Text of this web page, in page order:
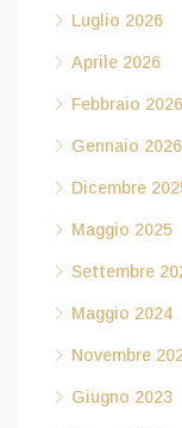
Luglio 2026
Aprile 2026
Febbraio 2026
Gennaio 2026
Dicembre
Maggio 2025
Settembre
Maggio 2024
Novembre
Giugno 2023